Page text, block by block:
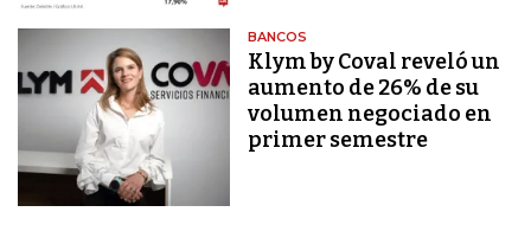
BANCOS
Klym by Coval reveló un
aumento de 26% de su
volumen negociado en
primer semestre